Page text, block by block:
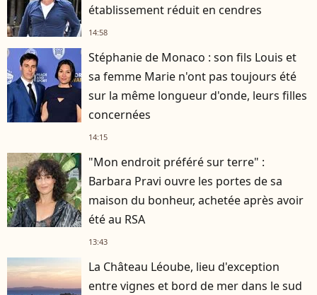
établissement réduit en cendres
14:58
Stéphanie de Monaco : son fils Louis et
sa femme Marie n'ont pas toujours été
sur la même longueur d'onde, leurs filles
concernées
14:15
"Mon endroit préféré sur terre" :
Barbara Pravi ouvre les portes de sa
maison du bonheur, achetée après avoir
été au RSA
13:43
La Château Léoube, lieu d'exception
entre vignes et bord de mer dans le sud